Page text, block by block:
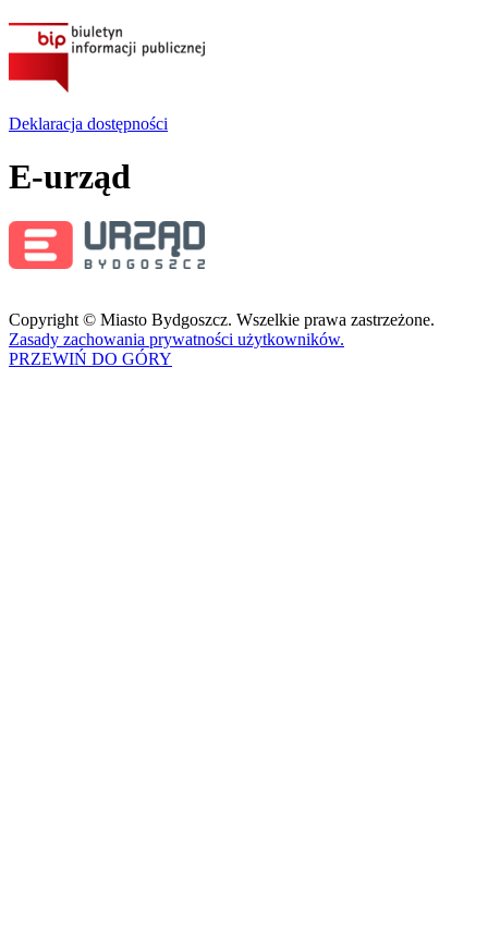
Deklaracja dostępności
E-urząd
Copyright © Miasto Bydgoszcz. Wszelkie prawa zastrzeżone.
Zasady zachowania prywatności użytkowników.
PRZEWIŃ DO GÓRY